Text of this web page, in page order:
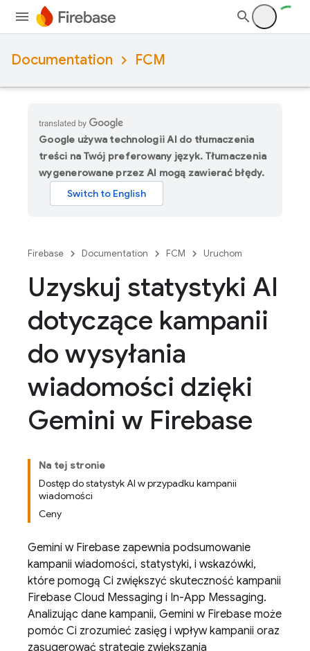
Documentation FCM
Google używa technologii AI do tłumaczenia
treści na Twój preferowany język. Tłumaczenia
wygenerowane przez AI mogą zawierać błędy.
Firebase Documentation FCM Uruchom
Uzyskuj statystyki AI
dotyczące kampanii
do wysyłania
wiadomości dzięki
Gemini w Firebase
Na tej stronie
Dostęp do statystyk AI w przypadku kampanii
wiadomości
Ceny
Gemini w Firebase zapewnia podsumowanie
kampanii wiadomości, statystyki, i wskazówki,
które pomogą Ci zwiększyć skuteczność kampanii
Firebase Cloud Messaging i In-App Messaging.
Analizując dane kampanii, Gemini w Firebase może
pomóc Ci zrozumieć zasięg i wpływ kampanii oraz
zasugerować strategie zwiększania